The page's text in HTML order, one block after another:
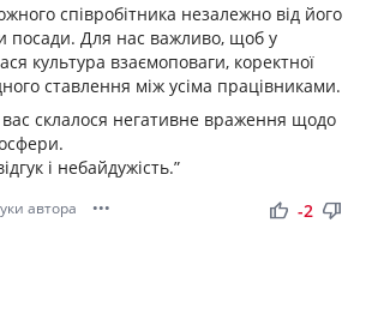
співробітника незалежно від його
посади. Для нас важливо, щоб у
культура взаємоповаги, коректної
ставлення між усіма працівниками.
склалося негативне враження щодо
і небайдужість.”
автора ••• thumb_up thumb_down
-2